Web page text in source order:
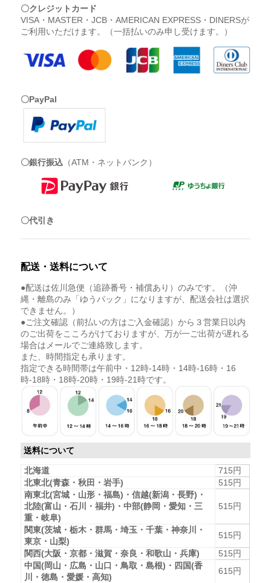
〇クレジットカード
VISA・MASTER・JCB・AMERICAN EXPRESS・DINERSが
ご利用いただけます。（一括払いのみ申し受けます。）
〇PayPal
〇銀行振込 （ATM・ネットバンク）
〇代引き
配送・送料について
●配送は佐川急便（追跡番号・補償あり）のみです。（沖
縄・離島のみ「ゆうパック」になりますが、配送会社は選択
できません。）
●ご注文確認（前払いの方はご入金確認）から３営業日以内
のご出荷をこころがけておりますが、万が一ご出荷が遅れる
場合はメールでご連絡致します。
また、時間指定も承ります。
指定できる時間帯は午前中・12時-14時・14時-16時・16
時-18時・18時-20時・19時-21時です。
送料について
北海道
715円
北東北(青森・秋田・岩手)
515円
南東北(宮城・山形・福島)・信越(新潟・長野)・
北陸(富山・石川・福井)・中部(静岡・愛知・三
重・岐阜)
515円
関東(茨城・栃木・群馬・埼玉・千葉・神奈川・
東京・山梨)
515円
関西(大阪・京都・滋賀・奈良・和歌山・兵庫)
515円
中国(岡山・広島・山口・鳥取・島根)・四国(香
川・徳島・愛媛・高知)
615円